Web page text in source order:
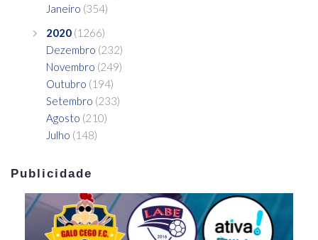
Janeiro (354)
2020 (1266)
Dezembro (232)
Novembro (249)
Outubro (194)
Setembro (233)
Agosto (210)
Julho (148)
Publicidade